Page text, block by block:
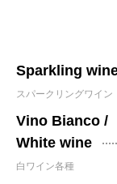
Sparkling
スパークリングワイン
Vino Bianco /
White wine
白ワイン各種